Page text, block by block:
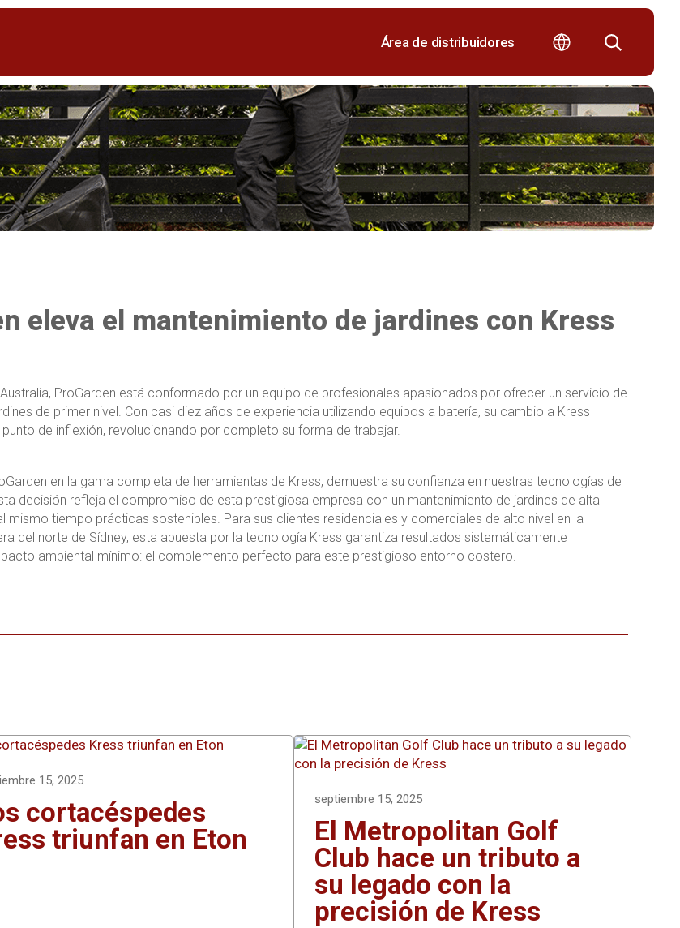
Área de distribuidores
eleva el mantenimiento de jardines con Kress
Australia, ProGarden está conformado por un equipo de profesionales apasionados por ofrecer un servicio de
de primer nivel. Con casi diez años de experiencia utilizando equipos a batería, su cambio a Kress
de inflexión, revolucionando por completo su forma de trabajar.
en la gama completa de herramientas de Kress, demuestra su confianza en nuestras tecnologías de
decisión refleja el compromiso de esta prestigiosa empresa con un mantenimiento de jardines de alta
mismo tiempo prácticas sostenibles. Para sus clientes residenciales y comerciales de alto nivel en la
del norte de Sídney, esta apuesta por la tecnología Kress garantiza resultados sistemáticamente
ambiental mínimo: el complemento perfecto para este prestigioso entorno costero.
15, 2025
cortacéspedes
triunfan en Eton
septiembre 15, 2025
El Metropolitan Golf
Club hace un tributo a
su legado con la
precisión de Kress